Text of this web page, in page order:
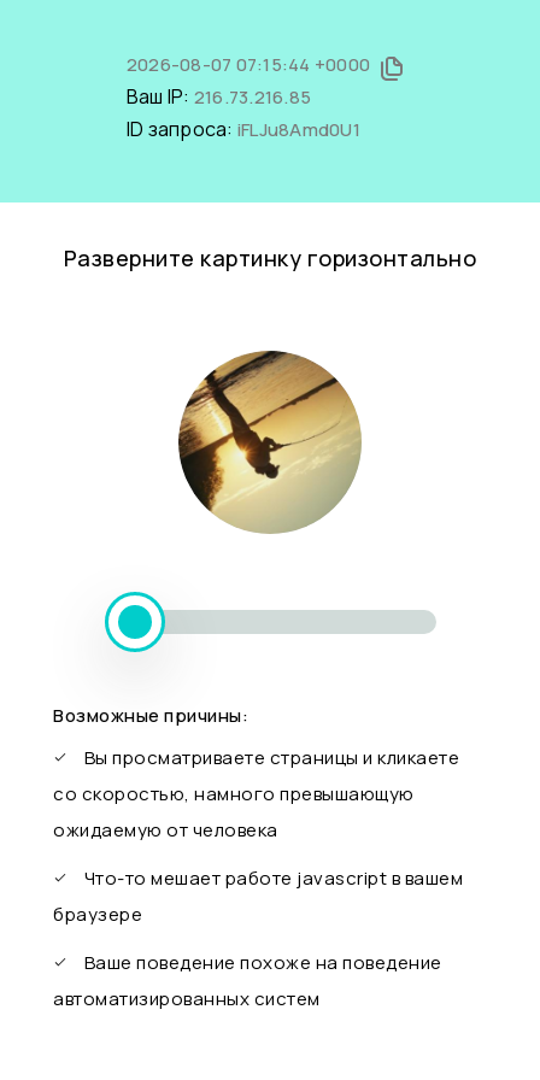
2026-08-07 07:15:44 +0000
Ваш IP: 216.73.216.85
ID запроса: iFLJu8Amd0U1
Разверните картинку горизонтально
Возможные причины:
Вы просматриваете страницы и кликаете
со скоростью, намного превышающую
ожидаемую от человека
Что-то мешает работе javascript в вашем
браузере
Ваше поведение похоже на поведение
автоматизированных систем